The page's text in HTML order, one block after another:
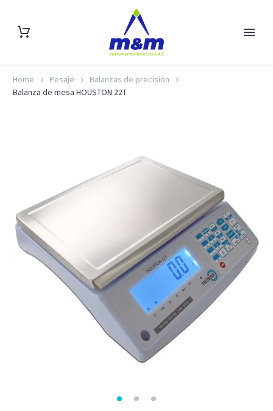
Home Pesaje
Balanzas de precisión
Balanza de mesa HOUSTON 22T